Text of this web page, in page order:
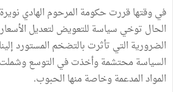
في وقتها قررت حكومة المرحوم الهادي
الحال توخي سياسة للتعويض لتعديل
الضرورية التي تأثرت بالتضخم المستورد
السياسة محتشمة وأخذت في التوسع وشملت
المواد المدعمة وخاصة منها الحبوب.